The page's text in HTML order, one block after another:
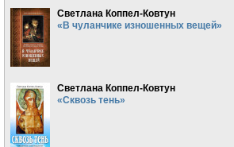
Светлана Коппел-Ковтун
«В чуланчике изношенных вещей»
Светлана Коппел-Ковтун
«Сквозь тень»